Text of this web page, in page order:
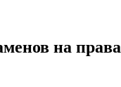
на права